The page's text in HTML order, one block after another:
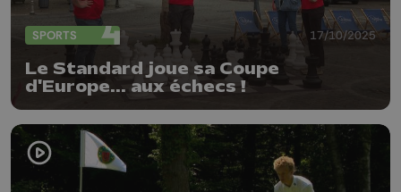
SPORTS 17/10/2025
Le Standard joue sa Coupe
d'Europe... aux échecs !